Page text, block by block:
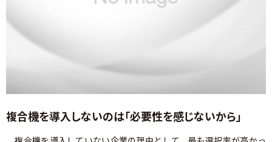
複合機を導入しないのは「必要性を感じないから」